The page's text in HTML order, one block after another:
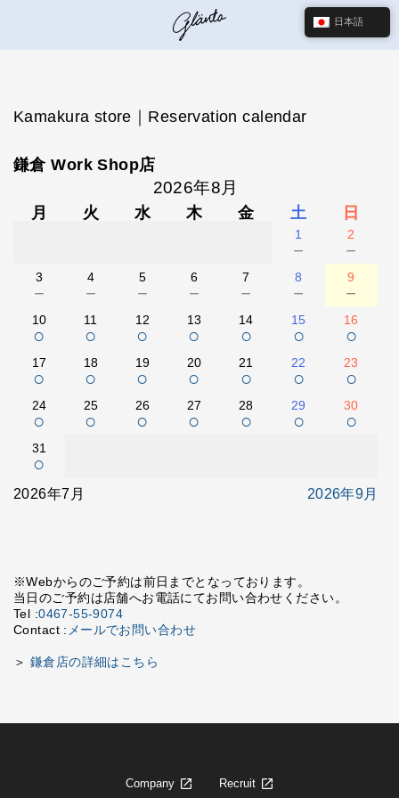
Kamakura store｜Reservation calendar
鎌倉 Work Shop店
2026年8月
月 火 水 木 金 土 日
1
－
2
－
3
－
4
－
5
－
6
－
7
－
8
－
9
－
10
○
11
○
12
○
13
○
14
○
15
○
16
○
17
○
18
○
19
○
20
○
21
○
22
○
23
○
24
○
25
○
26
○
27
○
28
○
29
○
30
○
31
○
2026年7月 2026年9月
※Webからのご予約は前日までとなっております。
当日のご予約は店舗へお電話にてお問い合わせください。
Tel :0467-55-9074
Contact : メールでお問い合わせ
＞ 鎌倉店の詳細はこちら
Company Recruit
日本語